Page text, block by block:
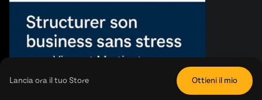
Lancia ora il tuo Store Ottieni il mio